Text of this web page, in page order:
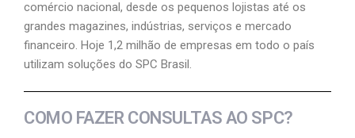
comércio nacional, desde os pequenos lojistas até os
grandes magazines, indústrias, serviços e mercado
financeiro. Hoje 1,2 milhão de empresas em todo o país
utilizam soluções do SPC Brasil.
COMO FAZER CONSULTAS AO SPC?